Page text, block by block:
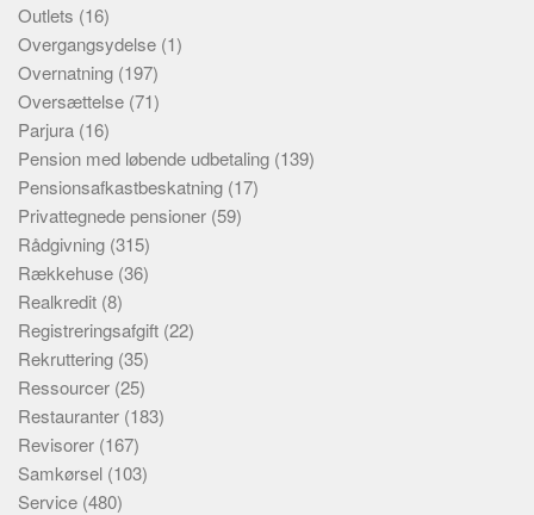
Outlets (16)
Overgangsydelse (1)
Overnatning (197)
Oversættelse (71)
Parjura (16)
Pension med løbende udbetaling (139)
Pensionsafkastbeskatning (17)
Privattegnede pensioner (59)
Rådgivning (315)
Rækkehuse (36)
Realkredit (8)
Registreringsafgift (22)
Rekruttering (35)
Ressourcer (25)
Restauranter (183)
Revisorer (167)
Samkørsel (103)
Service (480)